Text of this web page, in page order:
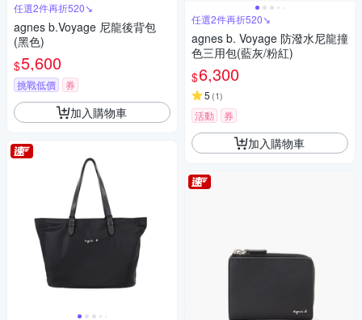
任選2件再折520↘
agnes b.Voyage 尼龍後背包
(黑色)
$5,600
挑戰低價 券
加入購物車
任選2件再折520↘
agnes b. Voyage 防潑水尼龍撞
色三用包(藍灰/粉紅)
$6,300
5 (1)
活動 券
加入購物車